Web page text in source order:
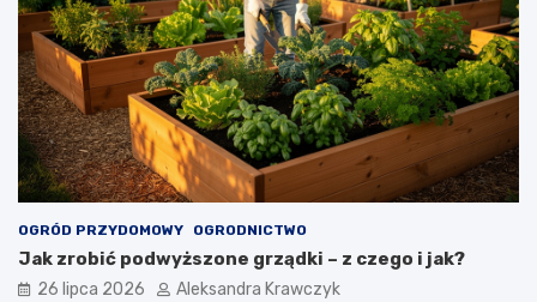
OGRÓD PRZYDOMOWY OGRODNICTWO
Jak zrobić podwyższone grządki – z czego i jak?
26 lipca 2026 Aleksandra Krawczyk